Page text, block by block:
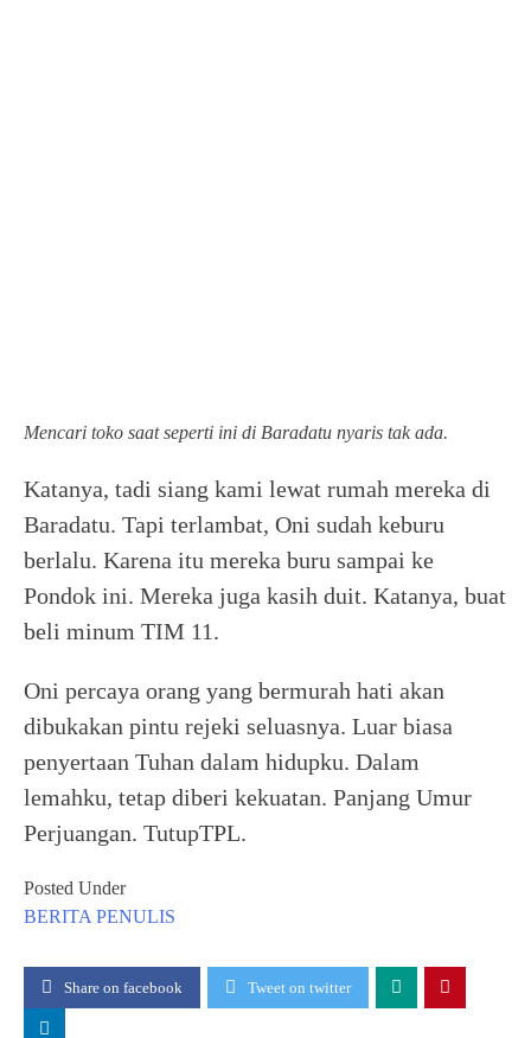
Mencari toko saat seperti ini di Baradatu nyaris tak ada.
Katanya, tadi siang kami lewat rumah mereka di
Baradatu. Tapi terlambat, Oni sudah keburu
berlalu. Karena itu mereka buru sampai ke
Pondok ini. Mereka juga kasih duit. Katanya, buat
beli minum TIM 11.
Oni percaya orang yang bermurah hati akan
dibukakan pintu rejeki seluasnya. Luar biasa
penyertaan Tuhan dalam hidupku. Dalam
lemahku, tetap diberi kekuatan. Panjang Umur
Perjuangan. TutupTPL.
Posted Under
BERITA PENULIS
Share on facebook Tweet on twitter